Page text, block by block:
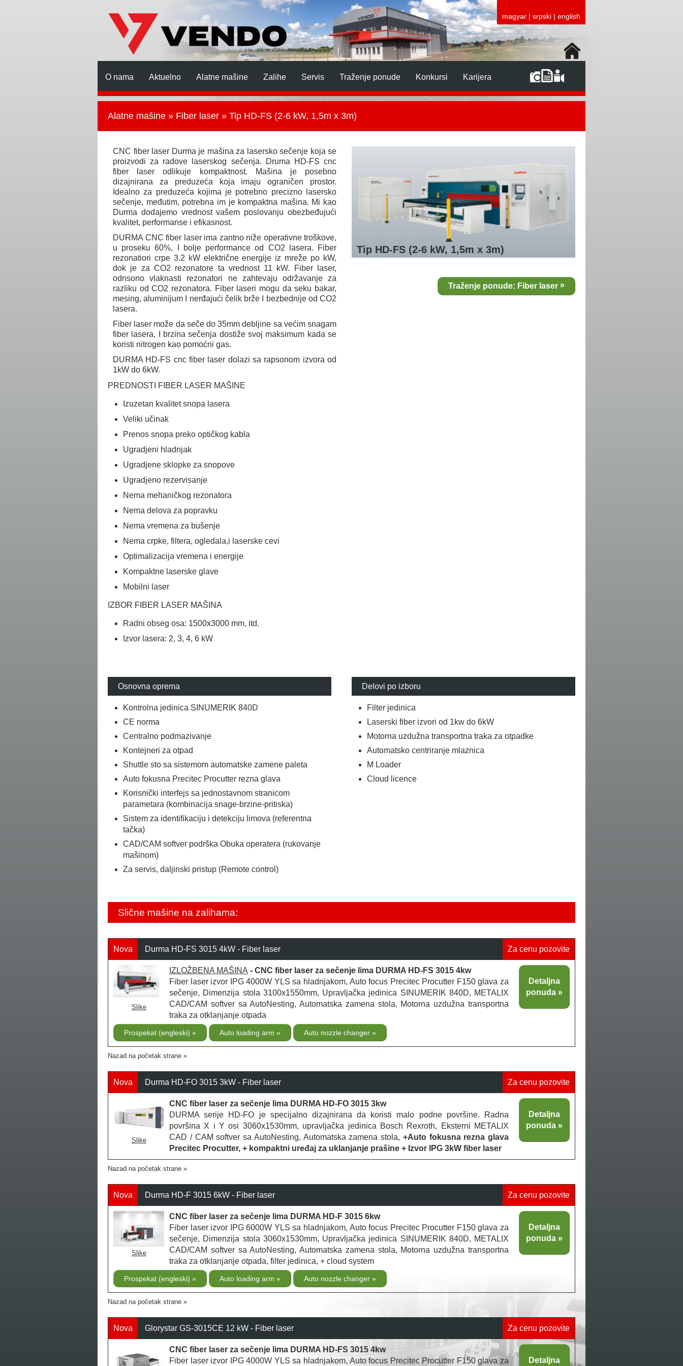
magyar | srpski | english
O nama Aktuelno Alatne mašine Zalihe Servis Traženje ponude Konkursi Karijera
Alatne mašine » Fiber laser » Tip HD-FS (2-6 kW, 1,5m x 3m)
Tip HD-FS (2-6 kW, 1,5m x 3m)
Traženje ponude: Fiber laser
CNC fiber laser Durma je mašina za lasersko sečenje koja se
proizvodi za radove laserskog sečenja. Druma HD-FS cnc
fiber laser odlikuje kompaktnost. Mašina je posebno
dizajnirana za preduzeća koja imaju ograničen prostor.
Idealno za preduzeća kojima je potrebno precizno lasersko
sečenje, međutim, potrebna im je kompaktna mašina. Mi kao
Durma dodajemo vrednost vašem poslovanju obezbeđujući
kvalitet, performanse i efikasnost.
DURMA CNC fiber laser ima zantno niže operativne troškove,
u proseku 60%, I bolje performance od CO2 lasera. Fiber
rezonatiori crpe 3.2 kW električne energije iz mreže po kW,
dok je za CO2 rezonatore ta vrednost 11 kW. Fiber laser,
odnsono vlaknasti rezonatori ne zahtevaju održavanje za
razliku od CO2 rezonatora. Fiber laseri mogu da seku bakar,
mesing, aluminijum I nerđajući čelik brže I bezbednije od CO2
lasera.
Fiber laser može da seče do 35mm debljine sa većim snagam
fiber lasera, I brzina sečenja dostiže svoj maksimum kada se
koristi nitrogen kao pomoćni gas.
DURMA HD-FS cnc fiber laser dolazi sa rapsonom izvora od
1kW do 6kW.
PREDNOSTI FIBER LASER MAŠINE
Izuzetan kvalitet snopa lasera
Veliki učinak
Prenos snopa preko optičkog kabla
Ugradjeni hladnjak
Ugradjene sklopke za snopove
Ugradjeno rezervisanje
Nema mehaničkog rezonatora
Nema delova za popravku
Nema vremena za bušenje
Nema crpke, filtera, ogledala,i laserske cevi
Optimalizacija vremena i energije
Kompaktne laserske glave
Mobilni laser
IZBOR FIBER LASER MAŠINA
Radni obseg osa: 1500x3000 mm, itd.
Izvor lasera: 2, 3, 4, 6 kW
Delovi po izboru
Filter jedinica
Laserski fiber izvori od 1kw do 6kW
Motorna uzdužna transportna traka za otpadke
Automatsko centriranje mlaznica
M Loader
Cloud licence
Osnovna oprema
Kontrolna jedinica SINUMERIK 840D
CE norma
Centralno podmazivanje
Kontejneri za otpad
Shuttle sto sa sistemom automatske zamene paleta
Auto fokusna Precitec Procutter rezna glava
Korisnički interfejs sa jednostavnom stranicom
parametara (kombinacija snage-brzine-pritiska)
Sistem za identifikaciju i detekciju limova (referentna
tačka)
CAD/CAM softver podrška Obuka operatera (rukovanje
mašinom)
Za servis, daljinski pristup (Remote control)
Slične mašine na zalihama:
Nova Durma HD-FS 3015 4kW - Fiber laser Za cenu pozovite
Slike
Detaljna
ponuda
IZLOŽBENA MAŠINA - CNC fiber laser za sečenje lima DURMA HD-FS 3015 4kw
Fiber laser izvor IPG 4000W YLS sa hladnjakom, Auto focus Precitec Procutter F150 glava za
sečenje, Dimenzija stola 3100x1550mm, Upravljačka jedinica SINUMERIK 840D, METALIX
CAD/CAM softver sa AutoNesting, Automatska zamena stola, Motorna uzdužna transportna
traka za otklanjanje otpada
Prospekat (engleski) Auto loading arm Auto nozzle changer
Nazad na početak strane
Nova Durma HD-FO 3015 3kW - Fiber laser Za cenu pozovite
Slike
Detaljna
ponuda
CNC fiber laser za sečenje lima DURMA HD-FO 3015 3kw
DURMA serije HD-FO je specijalno dizajnirana da koristi malo podne površine. Radna
površina X i Y osi 3060x1530mm, upravljačka jedinica Bosch Rexroth, Eksterni METALIX
CAD / CAM softver sa AutoNesting, Automatska zamena stola, +Auto fokusna rezna glava
Precitec Procutter, + kompaktni uređaj za uklanjanje prašine + Izvor IPG 3kW fiber laser
Nazad na početak strane
Nova Durma HD-F 3015 6kW - Fiber laser Za cenu pozovite
Slike
Detaljna
ponuda
CNC fiber laser za sečenje lima DURMA HD-F 3015 6kw
Fiber laser izvor IPG 6000W YLS sa hladnjakom, Auto focus Precitec Procutter F150 glava za
sečenje, Dimenzija stola 3060x1530mm, Upravljačka jedinica SINUMERIK 840D, METALIX
CAD/CAM softver sa AutoNesting, Automatska zamena stola, Motorna uzdužna transportna
traka za otklanjanje otpada, filter jedinica, + cloud system
Prospekat (engleski) Auto loading arm Auto nozzle changer
Nazad na početak strane
Nova Glorystar GS-3015CE 12 kW - Fiber laser Za cenu pozovite
Detaljna
CNC fiber laser za sečenje lima DURMA HD-FS 3015 4kw
Fiber laser izvor IPG 4000W YLS sa hladnjakom, Auto focus Precitec Procutter F150 glava za